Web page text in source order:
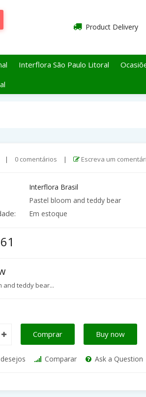
Product Delivery
Interflora São Paulo Litoral
| 0 comentários | Escreva um
Interflora Brasil
Pastel bloom and teddy bear
Em estoque
and teddy bear...
Comprar Buy now
Comparar Ask a Question